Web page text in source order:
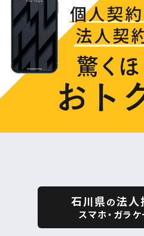
石川県の法人
スマホ・ガラケ